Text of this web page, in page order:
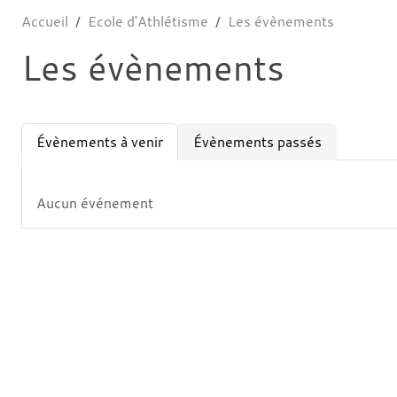
Accueil Ecole d'Athlétisme Les évènements
Les évènements
Évènements à venir Évènements passés
Aucun événement